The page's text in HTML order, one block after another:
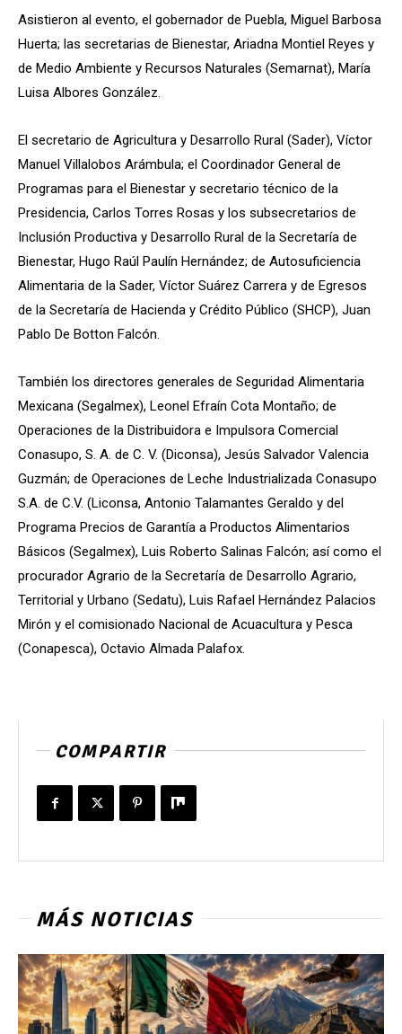
Asistieron al evento, el gobernador de Puebla, Miguel Barbosa
Huerta; las secretarias de Bienestar, Ariadna Montiel Reyes y
de Medio Ambiente y Recursos Naturales (Semarnat), María
Luisa Albores González.
El secretario de Agricultura y Desarrollo Rural (Sader), Víctor
Manuel Villalobos Arámbula; el Coordinador General de
Programas para el Bienestar y secretario técnico de la
Presidencia, Carlos Torres Rosas y los subsecretarios de
Inclusión Productiva y Desarrollo Rural de la Secretaría de
Bienestar, Hugo Raúl Paulín Hernández; de Autosuficiencia
Alimentaria de la Sader, Víctor Suárez Carrera y de Egresos
de la Secretaría de Hacienda y Crédito Público (SHCP), Juan
Pablo De Botton Falcón.
También los directores generales de Seguridad Alimentaria
Mexicana (Segalmex), Leonel Efraín Cota Montaño; de
Operaciones de la Distribuidora e Impulsora Comercial
Conasupo, S. A. de C. V. (Diconsa), Jesús Salvador Valencia
Guzmán; de Operaciones de Leche Industrializada Conasupo
S.A. de C.V. (Liconsa, Antonio Talamantes Geraldo y del
Programa Precios de Garantía a Productos Alimentarios
Básicos (Segalmex), Luis Roberto Salinas Falcón; así como el
procurador Agrario de la Secretaría de Desarrollo Agrario,
Territorial y Urbano (Sedatu), Luis Rafael Hernández Palacios
Mirón y el comisionado Nacional de Acuacultura y Pesca
(Conapesca), Octavio Almada Palafox.
COMPARTIR
MÁS NOTICIAS